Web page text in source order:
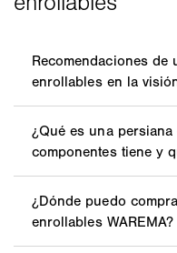
Obra nueva
Una persiana